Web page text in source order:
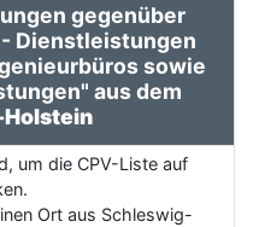
gegenüber
Dienstleistungen
sowie
aus dem
um die CPV-Liste auf
Ort aus Schleswig-